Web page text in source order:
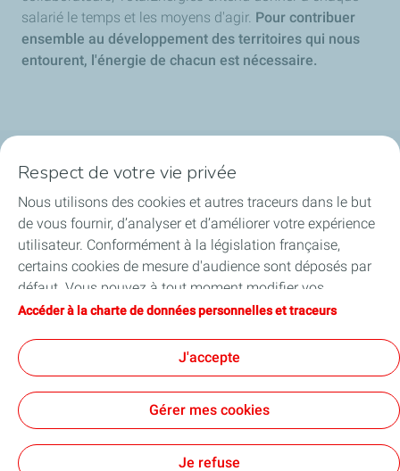
salarié le temps et les moyens d'agir. Pour contribuer
ensemble au développement des territoires qui nous
entourent, l'énergie de chacun est nécessaire.
Plateforme de Feyzin
Engagements & Valeurs
Projets
Publications
Accessibilité : Partiellement conforme
Respect de votre vie privée
Nous utilisons des cookies et autres traceurs dans le but
de vous fournir, d’analyser et d’améliorer votre expérience
utilisateur. Conformément à la législation française,
certains cookies de mesure d'audience sont déposés par
défaut. Vous pouvez à tout moment modifier vos
paramètres de cookies en cliquant sur le bouton « Gérer
vous acceptez le dépôt de l’ensemble des cookies. Dans le
cas où vous cliquez sur « Je refuse », seuls les cookies
techniques nécessaires au bon fonctionnement du site
seront utilisés. Pour plus d’informations, vous pouvez
traceurs ».
Accéder à la charte de données personnelles et traceurs
J'accepte
Gérer mes cookies
Je refuse